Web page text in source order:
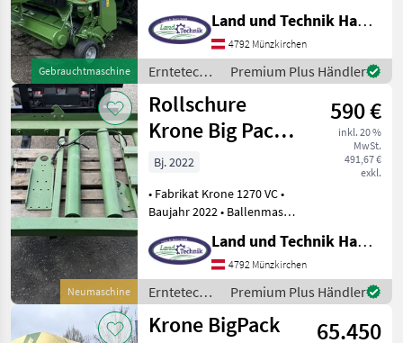
Gebrauchtmaschine
Zentralschmierung,
Druckluft, Knoterreinigung,
Rollenniederhalter,
Schneidwerk, Tandemachse
• Ballenanzahl 3
Land und Technik HandelsgesmbH
4792 Münzkirchen
Erntetechnik
Grünland /
Krone
Premium Plus Händler
Neumaschine
Rollschure
Krone Big Pack
1270 VC
590 €
inkl. 20 %
MwSt.
491,67 €
exkl.
Bj. 2022
• Fabrikat Krone 1270 VC •
Baujahr 2022 • Ballenmasse
Grünland
Großpackenpressen
Land und Technik HandelsgesmbH
4792 Münzkirchen
Erntetechnik
Grünland /
Krone
Premium Plus Händler
Krone BigPack
65.450